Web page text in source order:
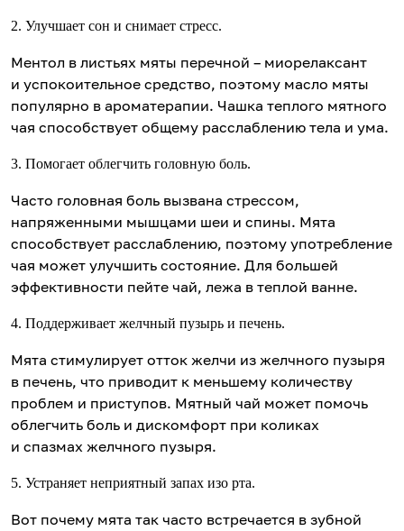
2. Улучшает сон и снимает стресс.
Ментол в листьях мяты перечной – миорелаксант
и успокоительное средство, поэтому масло мяты
популярно в ароматерапии. Чашка теплого мятного
чая способствует общему расслаблению тела и ума.
3. Помогает облегчить головную боль.
Часто головная боль вызвана стрессом,
напряженными мышцами шеи и спины. Мята
способствует расслаблению, поэтому употребление
чая может улучшить состояние. Для большей
эффективности пейте чай, лежа в теплой ванне.
4. Поддерживает желчный пузырь и печень.
Мята стимулирует отток желчи из желчного пузыря
в печень, что приводит к меньшему количеству
проблем и приступов. Мятный чай может помочь
облегчить боль и дискомфорт при коликах
и спазмах желчного пузыря.
5. Устраняет неприятный запах изо рта.
Вот почему мята так часто встречается в зубной